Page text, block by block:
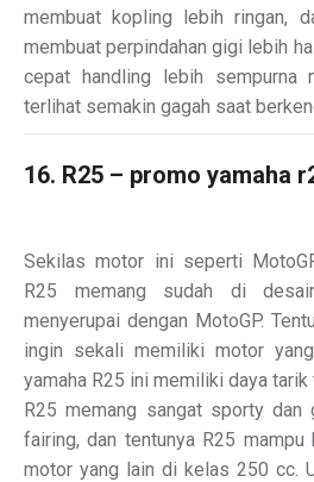
membuat kopling lebih ringan,
membuat perpindahan gigi lebih
cepat handling lebih sempurna
terlihat semakin gagah saat
16. R25 – promo yamaha
Sekilas motor ini seperti
R25 memang sudah di
menyerupai dengan MotoGP.
ingin sekali memiliki motor
yamaha R25 ini memiliki daya
R25 memang sangat sporty dan
fairing, dan tentunya R25
motor yang lain di kelas 250 cc.